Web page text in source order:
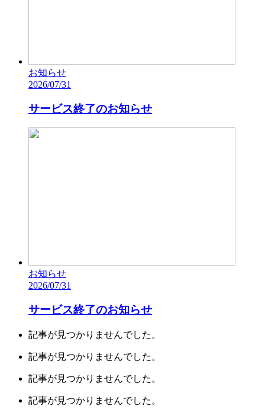
お知らせ
2026/07/31
サービス終了のお知らせ
お知らせ
2026/07/31
サービス終了のお知らせ
記事が見つかりませんでした。
記事が見つかりませんでした。
記事が見つかりませんでした。
記事が見つかりませんでした。